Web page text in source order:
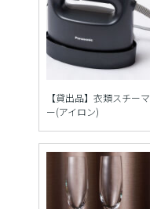
【貸出品】衣類スチーマ
ー(アイロン)